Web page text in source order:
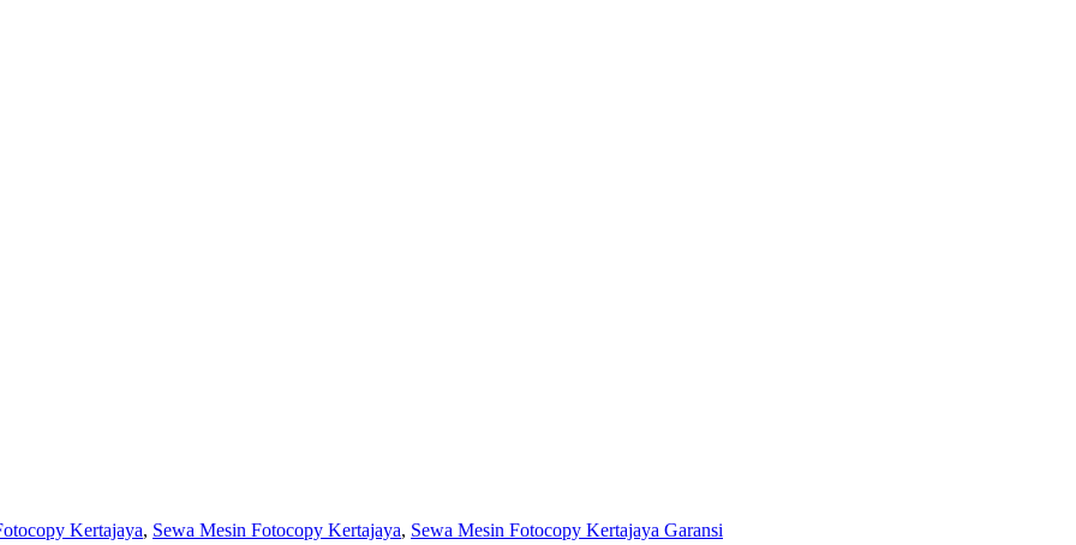
Kertajaya, Sewa Mesin Fotocopy Kertajaya, Sewa Mesin Fotocopy Kertajaya Garansi